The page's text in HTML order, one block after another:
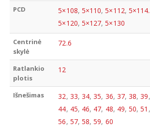
PCD 5×108, 5×110,5×112,
5×120, 5×127,5×130
Centrinė
skylė
72.6
Ratlankio
plotis
12
Išnešimas 32, 33, 34,35, 36, 37,38,39,
44, 45, 46, 47, 48, 49,50,51 ,
56, 57, 58,59, 60